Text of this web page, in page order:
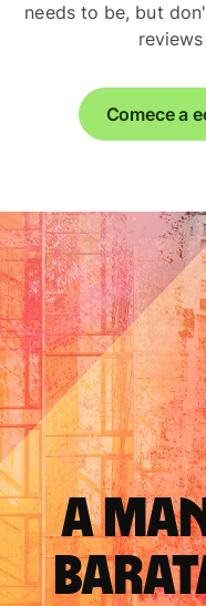
needs to be, but
Comece a
A